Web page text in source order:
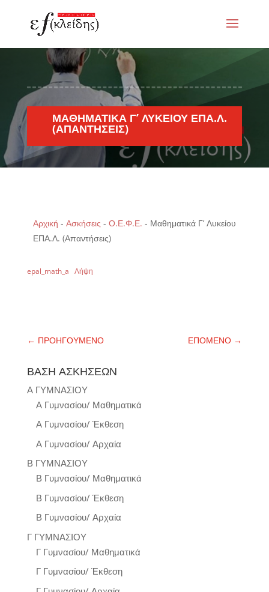
ΜΑΘΗΜΑΤΙΚΆ Γ’ ΛΥΚΕΊΟΥ ΕΠΑ.Λ.
(ΑΠΑΝΤΉΣΕΙΣ)
Αρχική - Ασκήσεις - Ο.Ε.Φ.Ε. - Μαθηματικά Γ’ Λυκείου
ΕΠΑ.Λ. (Απαντήσεις)
epal_math_a Λήψη
← ΠΡΟΗΓΟΥΜΕΝΟ ΕΠΟΜΕΝΟ →
ΒΑΣΗ ΑΣΚΗΣΕΩΝ
Α ΓΥΜΝΑΣΙΟΥ
Α Γυμνασίου/ Μαθηματικά
Α Γυμνασίου/ Έκθεση
Α Γυμνασίου/ Αρχαία
Β ΓΥΜΝΑΣΙΟΥ
Β Γυμνασίου/ Μαθηματικά
Β Γυμνασίου/ Έκθεση
Β Γυμνασίου/ Αρχαία
Γ ΓΥΜΝΑΣΙΟΥ
Γ Γυμνασίου/ Μαθηματικά
Γ Γυμνασίου/ Έκθεση